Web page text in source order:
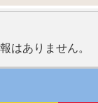
はありません。